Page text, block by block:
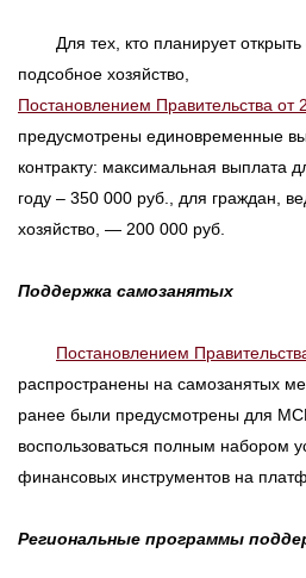
Для тех, кто планирует открыть
подсобное хозяйство,
Постановлением Правительства
предусмотрены единовременные
контракту: максимальная выплата
году – 350 000 руб., для граждан,
хозяйство, — 200 000 руб.
Поддержка самозанятых
Постановлением
распространены на самозанятых
ранее были предусмотрены для
воспользоваться полным набором
финансовых инструментов на
Региональные программы